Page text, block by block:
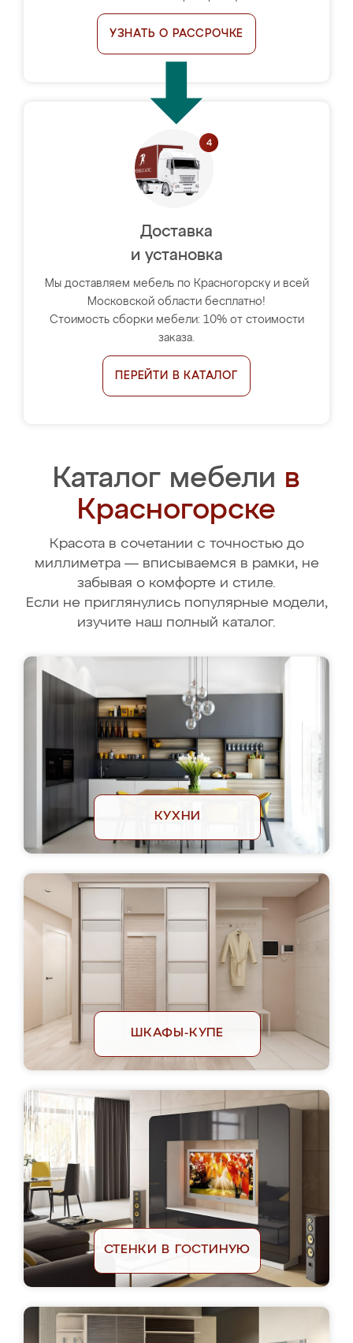
УЗНАТЬ О РАССРОЧКЕ
Доставка
и установка
Мы доставляем мебель по Красногорску и всей
Московской области бесплатно!
Стоимость сборки мебели: 10% от стоимости
заказа.
ПЕРЕЙТИ В КАТАЛОГ
Каталог мебели в
Красногорске
Красота в сочетании с точностью до
миллиметра — вписываемся в рамки, не
забывая о комфорте и стиле.
Если не приглянулись популярные модели,
изучите наш полный каталог.
КУХНИ
ШКАФЫ-КУПЕ
СТЕНКИ В ГОСТИНУЮ